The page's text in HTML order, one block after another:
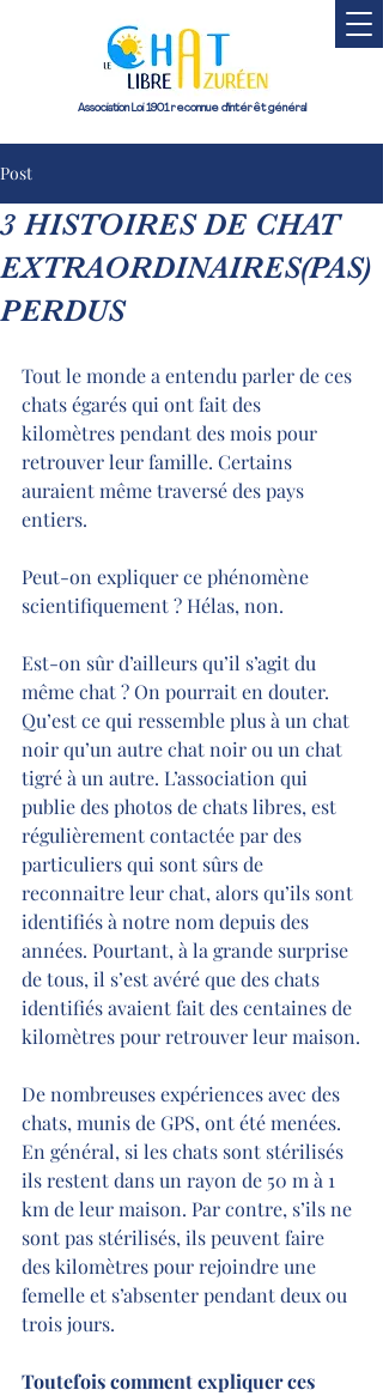
Association Loi 1901 reconnue d'intérêt général
Post
3 HISTOIRES DE CHAT
EXTRAORDINAIRES(PAS)
PERDUS
Tout le monde a entendu parler de ces
chats égarés qui ont fait des
kilomètres pendant des mois pour
retrouver leur famille. Certains
auraient même traversé des pays
entiers.
Peut-on expliquer ce phénomène
scientifiquement ? Hélas, non.
Est-on sûr d’ailleurs qu’il s’agit du
même chat ? On pourrait en douter.
Qu’est ce qui ressemble plus à un chat
noir qu’un autre chat noir ou un chat
tigré à un autre. L’association qui
publie des photos de chats libres, est
régulièrement contactée par des
particuliers qui sont sûrs de
reconnaitre leur chat, alors qu’ils sont
identifiés à notre nom depuis des
années. Pourtant, à la grande surprise
de tous, il s’est avéré que des chats
identifiés avaient fait des centaines de
kilomètres pour retrouver leur maison.
De nombreuses expériences avec des
chats, munis de GPS, ont été menées.
En général, si les chats sont stérilisés
ils restent dans un rayon de 50 m à 1
km de leur maison. Par contre, s’ils ne
sont pas stérilisés, ils peuvent faire
des kilomètres pour rejoindre une
femelle et s’absenter pendant deux ou
trois jours.
Toutefois comment expliquer ces